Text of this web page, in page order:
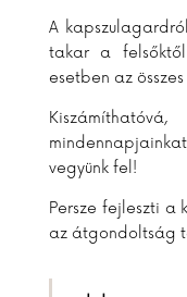
A
takar a
esetben az
vegyünk fel!
Persze fejleszti a
az átgondoltság